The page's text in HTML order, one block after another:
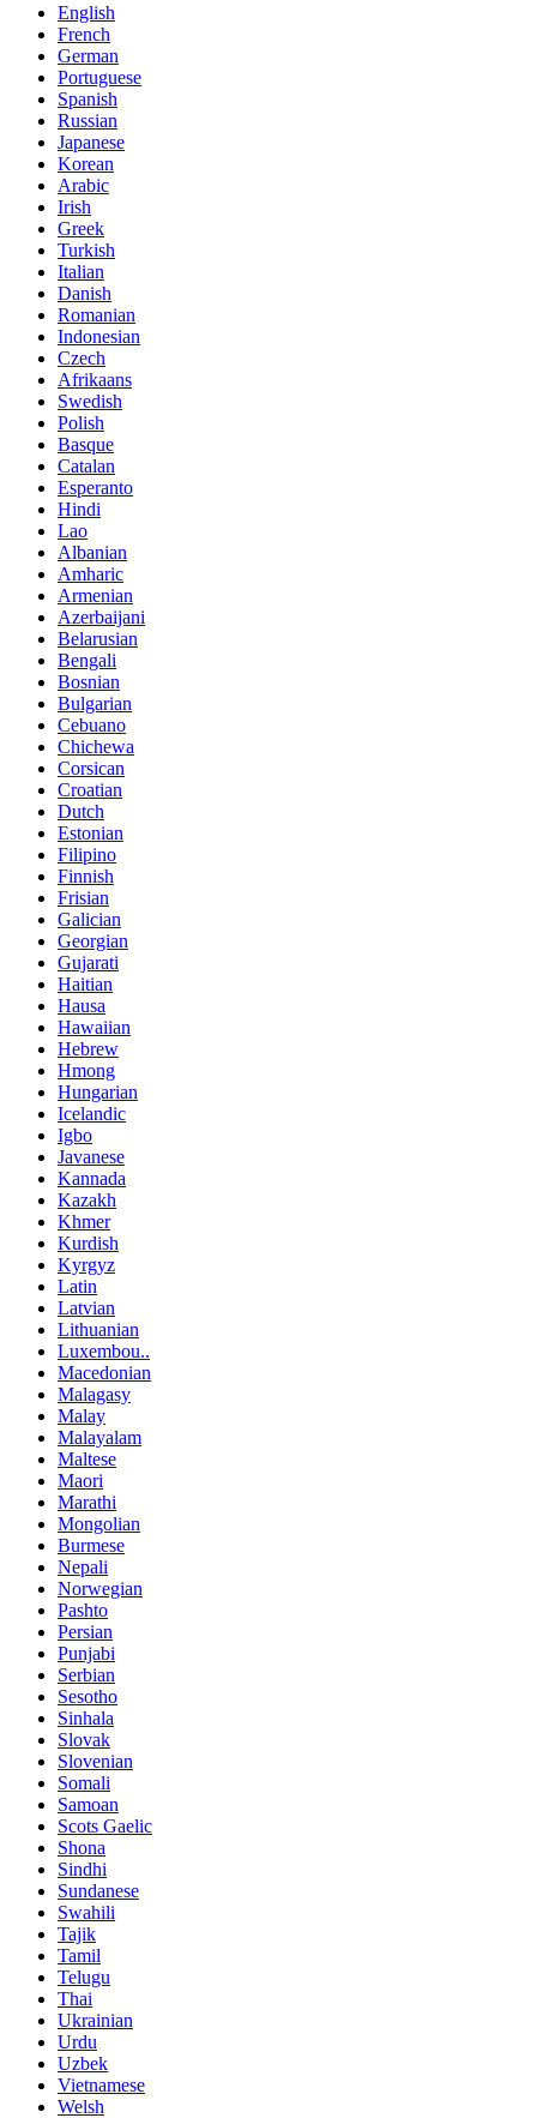
English
French
German
Portuguese
Spanish
Russian
Japanese
Korean
Arabic
Irish
Greek
Turkish
Italian
Danish
Romanian
Indonesian
Czech
Afrikaans
Swedish
Polish
Basque
Catalan
Esperanto
Hindi
Lao
Albanian
Amharic
Armenian
Azerbaijani
Belarusian
Bengali
Bosnian
Bulgarian
Cebuano
Chichewa
Corsican
Croatian
Dutch
Estonian
Filipino
Finnish
Frisian
Galician
Georgian
Gujarati
Haitian
Hausa
Hawaiian
Hebrew
Hmong
Hungarian
Icelandic
Igbo
Javanese
Kannada
Kazakh
Khmer
Kurdish
Kyrgyz
Latin
Latvian
Lithuanian
Luxembou..
Macedonian
Malagasy
Malay
Malayalam
Maltese
Maori
Marathi
Mongolian
Burmese
Nepali
Norwegian
Pashto
Persian
Punjabi
Serbian
Sesotho
Sinhala
Slovak
Slovenian
Somali
Samoan
Scots Gaelic
Shona
Sindhi
Sundanese
Swahili
Tajik
Tamil
Telugu
Thai
Ukrainian
Urdu
Uzbek
Vietnamese
Welsh